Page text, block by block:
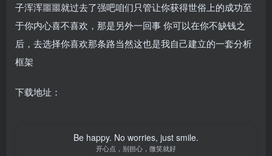
子浑浑噩噩就过去了强吧咱们只管让你获得世俗上的成功至
于你内心喜不喜欢，那是另外一回事 你可以在你不缺钱之
后，去选择你喜欢那条路当然这也是我自己建立的一套分析
框架
下载地址：
Be happy. No worries, just smile.
开心点，别担心，微笑就好